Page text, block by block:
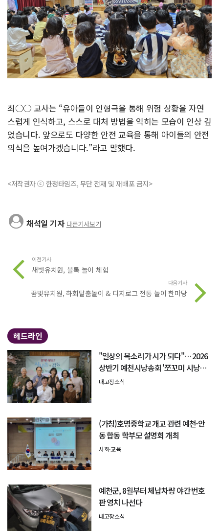
최○○ 교사는 “유아들이 인형극을 통해 위험 상황을 자연
스럽게 인식하고, 스스로 대처 방법을 익히는 모습이 인상 깊
었습니다. 앞으로도 다양한 안전 교육을 통해 아이들의 안전
의식을 높여가겠습니다.”라고 말했다.
<저작권자 ⓒ 한청타임즈, 무단 전재 및 재배포 금지>
채석일 기자 다른기사보기
이전기사
새벗유치원, 블록 놀이 체험
다음기사
꿈빛유치원, 하회탈춤놀이 & 디지로그 전통 놀이 한마당
헤드라인
"일상의 목소리가 시가 되다"… 2026
상반기 예천시낭송회 '쪼꼬미 시낭송
회' 성료
내고장소식
(가칭)호명중학교 개교 관련 예천-안
동 합동 학부모 설명회 개최
사회·교육
예천군, 8월부터 체납차량 야간 번호
판 영치 나선다
내고장소식